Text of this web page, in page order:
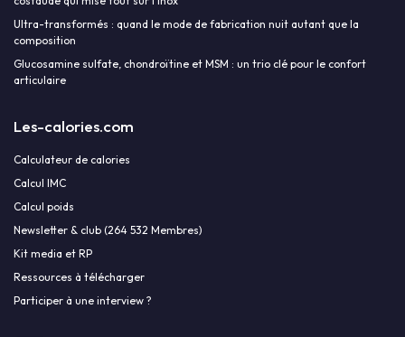
Ultra-transformés : quand le mode de fabrication nuit autant que la
composition
Glucosamine sulfate, chondroïtine et MSM : un trio clé pour le confort
articulaire
Les-calories.com
Calculateur de calories
Calcul IMC
Calcul poids
Newsletter & club (264 532 Membres)
Kit media et RP
Ressources à télécharger
Participer à une interview ?